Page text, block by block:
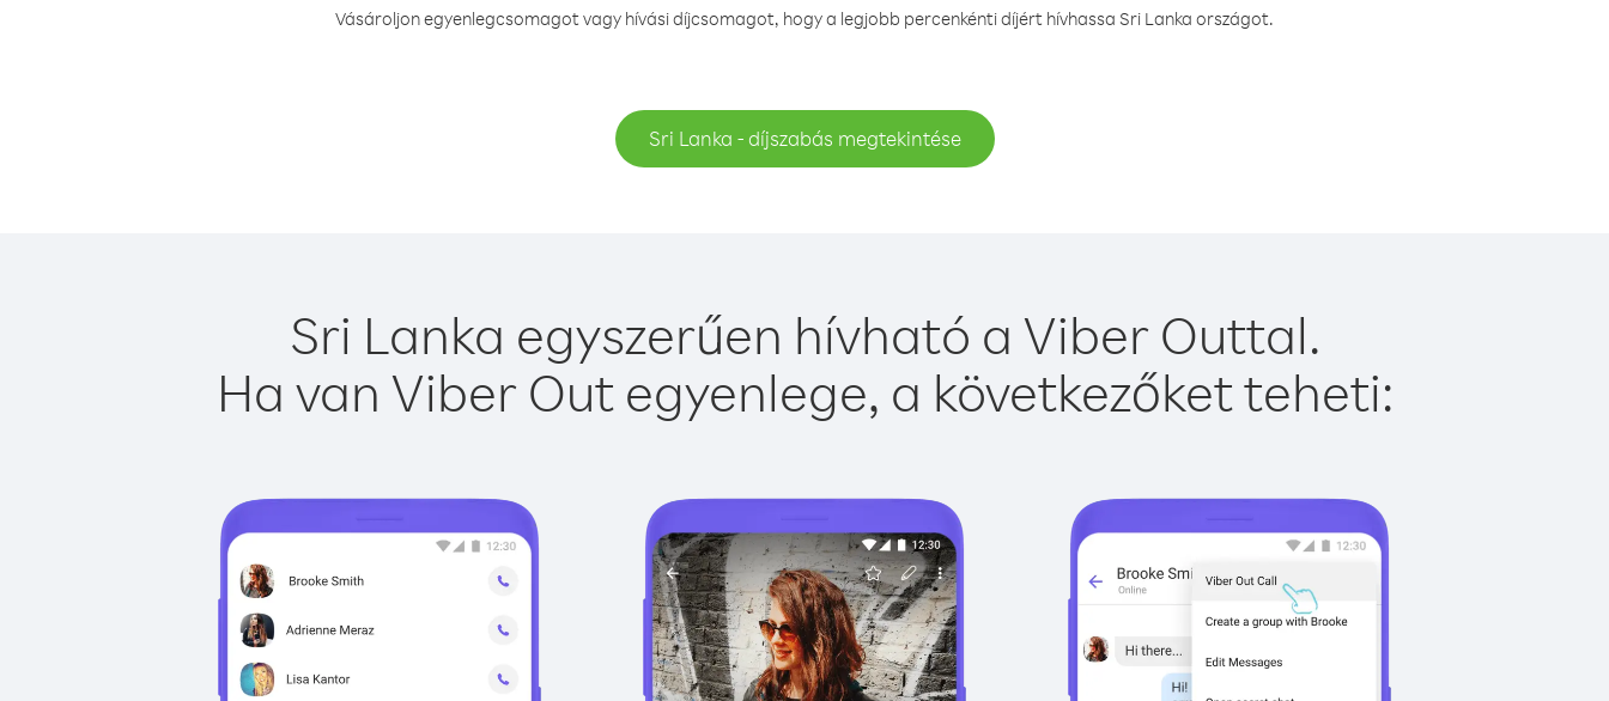
Vásároljon egyenlegcsomagot vagy hívási díjcsomagot, hogy a legjobb percenkénti díjért hívhassa Sri Lanka országot.
Sri Lanka - díjszabás megtekintése
Sri Lanka egyszerűen hívható a Viber Outtal.
Ha van Viber Out egyenlege, a következőket teheti: